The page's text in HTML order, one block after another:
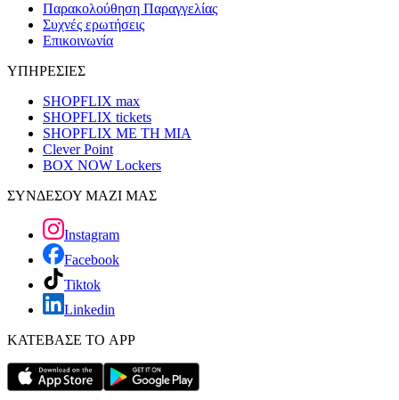
Παρακολούθηση Παραγγελίας
Συχνές ερωτήσεις
Επικοινωνία
ΥΠΗΡΕΣΙΕΣ
SHOPFLIX max
SHOPFLIX tickets
SHOPFLIX ΜΕ ΤΗ ΜΙΑ
Clever Point
BOX NOW Lockers
ΣΥΝΔΕΣΟΥ ΜΑΖΙ ΜΑΣ
Instagram
Facebook
Tiktok
Linkedin
ΚΑΤΕΒΑΣΕ ΤΟ APP